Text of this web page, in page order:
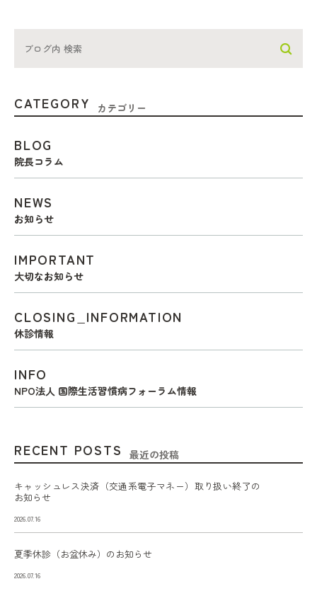
CATEGORY カテゴリー
BLOG
院長コラム
NEWS
お知らせ
IMPORTANT
大切なお知らせ
CLOSING_INFORMATION
休診情報
INFO
NPO法人 国際生活習慣病フォーラム情報
RECENT POSTS 最近の投稿
キャッシュレス決済（交通系電子マネー）取り扱い終了の
お知らせ
2026.07.16
夏季休診（お盆休み）のお知らせ
2026.07.16